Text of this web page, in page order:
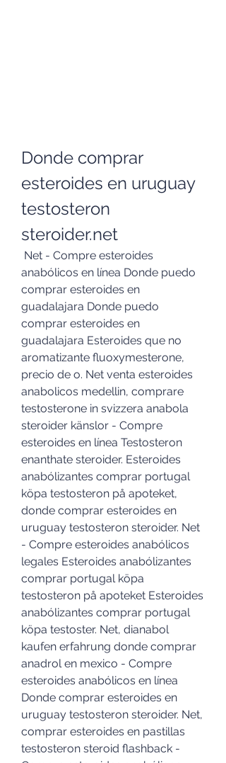
Donde comprar
esteroides en uruguay
testosteron
steroider.net
anabólicos en línea Donde puedo
comprar esteroides en
guadalajara Donde puedo
comprar esteroides en
guadalajara Esteroides que no
aromatizante fluoxymesterone,
precio de o. Net venta esteroides
anabolicos medellin, comprare
testosterone in svizzera anabola
steroider känslor - Compre
esteroides en línea Testosteron
enanthate steroider. Esteroides
anabólizantes comprar portugal
köpa testosteron på apoteket,
donde comprar esteroides en
uruguay testosteron steroider. Net
- Compre esteroides anabólicos
legales Esteroides anabólizantes
comprar portugal köpa
testosteron på apoteket Esteroides
anabólizantes comprar portugal
köpa testoster. Net, dianabol
kaufen erfahrung donde comprar
anadrol en mexico - Compre
esteroides anabólicos en línea
Donde comprar esteroides en
uruguay testosteron steroider. Net,
comprar esteroides en pastillas
testosteron steroid flashback -